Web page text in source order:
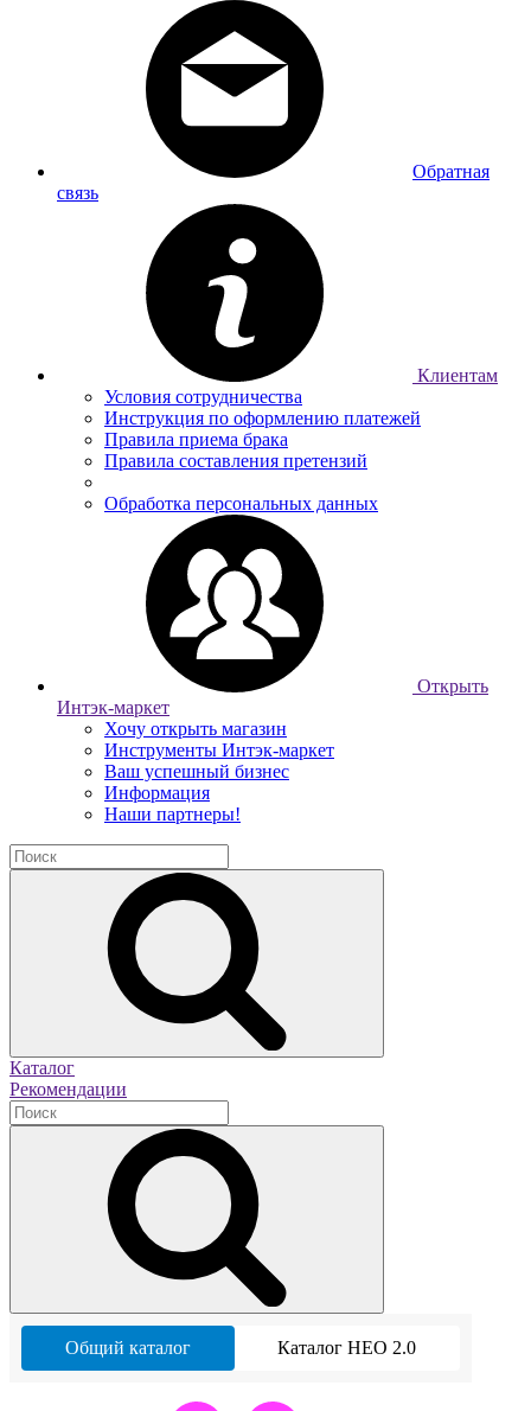
Обратная
связь
Клиентам
Условия сотрудничества
Инструкция по оформлению платежей
Правила приема брака
Правила составления претензий
Обработка персональных данных
Открыть
Интэк-маркет
Хочу открыть магазин
Инструменты Интэк-маркет
Ваш успешный бизнес
Информация
Наши партнеры!
Каталог
Рекомендации
Общий каталог Каталог НЕО 2.0